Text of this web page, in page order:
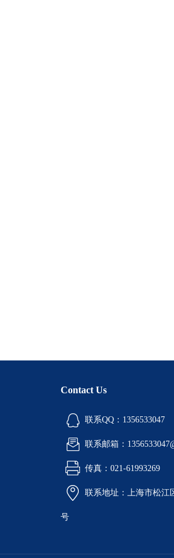
Contact Us
联系QQ：1356533047
联系邮箱：
传真：021-61993269
联系地址：上海市松江
号